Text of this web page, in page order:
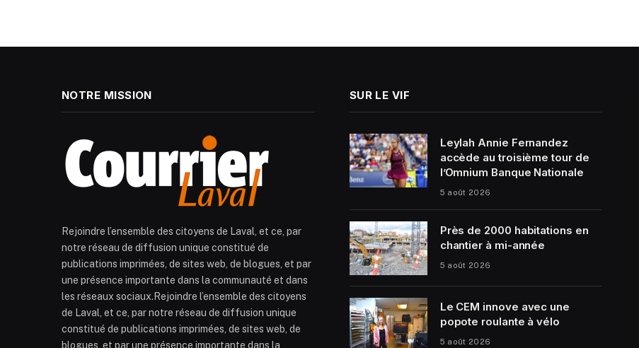
NOTRE MISSION
Rejoindre l’ensemble des citoyens de Laval, et ce, par
notre réseau de diffusion unique constitué de
publications imprimées, de sites web, de blogues, et par
une présence importante dans la communauté et dans
les réseaux sociaux.Rejoindre l’ensemble des citoyens
de Laval, et ce, par notre réseau de diffusion unique
constitué de publications imprimées, de sites web, de
blogues, et par une présence importante dans la
SUR LE VIF
Leylah Annie Fernandez
accède au troisième tour de
l’Omnium Banque Nationale
5 août 2026
Près de 2000 habitations en
chantier à mi-année
5 août 2026
Le CEM innove avec une
popote roulante à vélo
5 août 2026